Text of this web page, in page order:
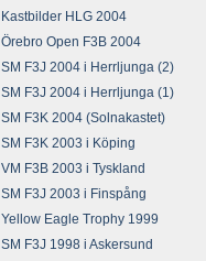
Kastbilder HLG 2004
Örebro Open F3B 2004
SM F3J 2004 i Herrljunga (2)
SM F3J 2004 i Herrljunga (1)
SM F3K 2004 (Solnakastet)
SM F3K 2003 i Köping
VM F3B 2003 i Tyskland
SM F3J 2003 i Finspång
Yellow Eagle Trophy 1999
SM F3J 1998 i Askersund